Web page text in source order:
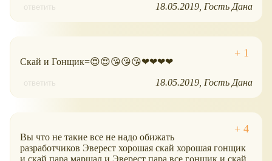
ответить 18.05.2019 Гость Дана
Скай и Гонщик=😍😍😘😘😘❤❤❤❤
ответить 18.05.2019 Гость Дана
Вы что не такие все не надо обижать
разработчиков Эверест хорошая скай хорошая гонщик
и скай пара маршал и Эверест пара все гонщик и скай